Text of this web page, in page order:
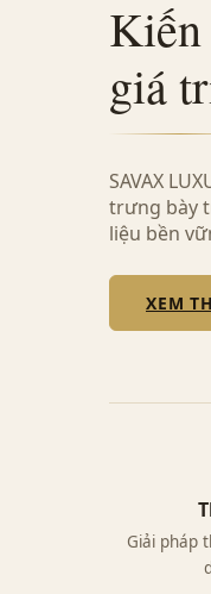
Kiến
giá
SAVAX
trưng bày
liệu bền
XEM
Giải pháp